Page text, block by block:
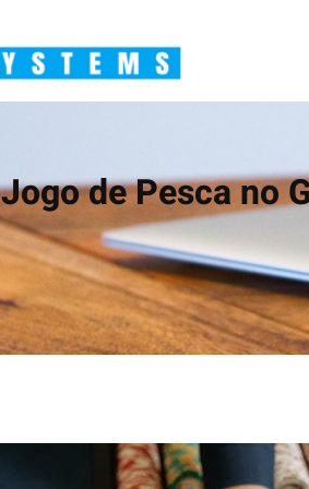
Jogo de Pesca no